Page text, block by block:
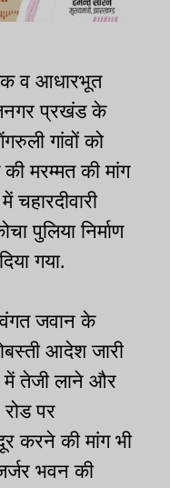
व आधारभूत
प्रखंड के
गांवों को
मरम्मत की मांग
चहारदीवारी
पुलिया निर्माण
गया.
जवान के
आदेश जारी
में तेजी लाने और
पर
करने की मांग भी
भवन की